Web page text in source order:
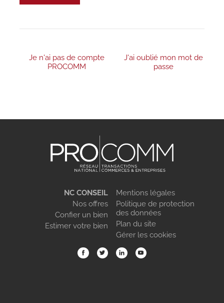
Je n'ai pas de compte
PROCOMM
J'ai oublié mon mot de
passe
NC CONSEIL
Nos offres
Confier un bien
Estimer votre bien
Mentions légales
Politique de protection
des données
Plan du site
Gérer les cookies